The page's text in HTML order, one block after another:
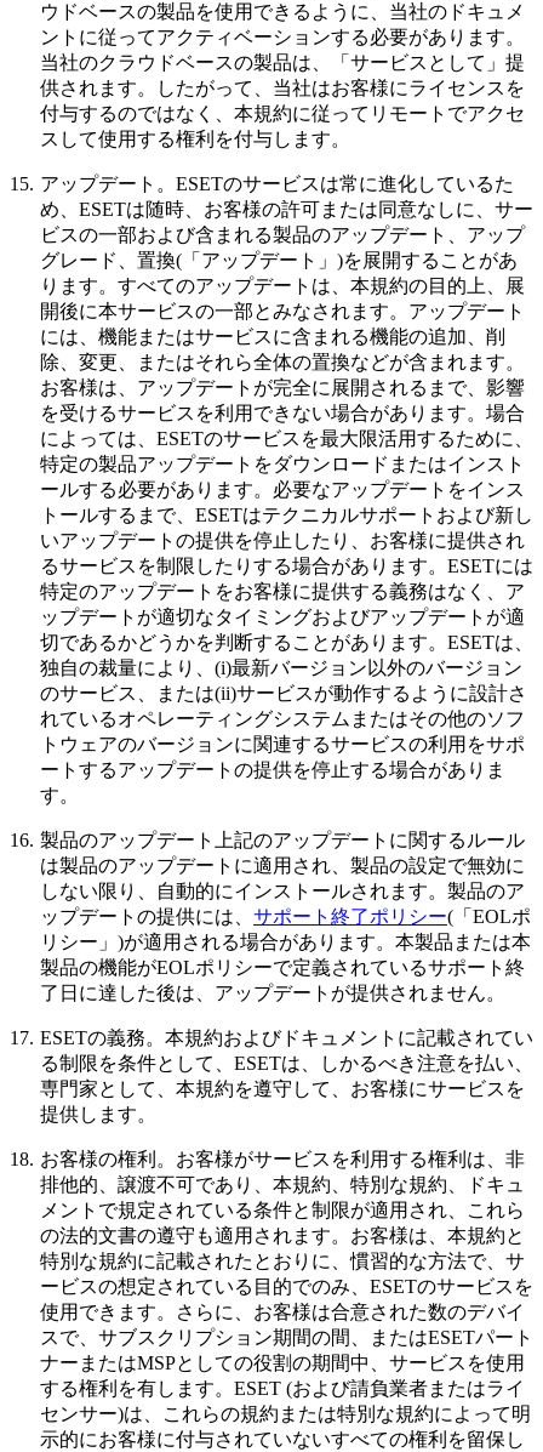
ウドベースの製品を使用できるように、当社のドキュメ
ントに従ってアクティベーションする必要があります。
当社のクラウドベースの製品は、「サービスとして」提
供されます。したがって、当社はお客様にライセンスを
付与するのではなく、本規約に従ってリモートでアクセ
スして使用する権利を付与します。
15. アップデート。 ESETのサービスは常に進化しているた
め、ESETは随時、お客様の許可または同意なしに、サー
ビスの一部および含まれる製品のアップデート、アップ
グレード、置換(「アップデート」)を展開することがあ
ります。すべてのアップデートは、本規約の目的上、展
開後に本サービスの一部とみなされます。アップデート
には、機能またはサービスに含まれる機能の追加、削
除、変更、またはそれら全体の置換などが含まれます。
お客様は、アップデートが完全に展開されるまで、影響
を受けるサービスを利用できない場合があります。場合
によっては、ESETのサービスを最大限活用するために、
特定の製品アップデートをダウンロードまたはインスト
ールする必要があります。必要なアップデートをインス
トールするまで、ESETはテクニカルサポートおよび新し
いアップデートの提供を停止したり、お客様に提供され
るサービスを制限したりする場合があります。ESETには
特定のアップデートをお客様に提供する義務はなく、ア
ップデートが適切なタイミングおよびアップデートが適
切であるかどうかを判断することがあります。ESETは、
独自の裁量により、(i)最新バージョン以外のバージョン
のサービス、または(ii)サービスが動作するように設計さ
れているオペレーティングシステムまたはその他のソフ
トウェアのバージョンに関連するサービスの利用をサポ
ートするアップデートの提供を停止する場合がありま
す。
16. 製品のアップデート 上記のアップデートに関するルール
は製品のアップデートに適用され、製品の設定で無効に
しない限り、自動的にインストールされます。製品のア
ップデートの提供には、 サポート終了ポリシー(「EOLポ
リシー」)が適用される場合があります。本製品または本
製品の機能がEOLポリシーで定義されているサポート終
了日に達した後は、アップデートが提供されません。
17. ESETの義務。 本規約およびドキュメントに記載されてい
る制限を条件として、ESETは、しかるべき注意を払い、
専門家として、本規約を遵守して、お客様にサービスを
提供します。
18. お客様の権利。 お客様がサービスを利用する権利は、非
排他的、譲渡不可であり、本規約、特別な規約、ドキュ
メントで規定されている条件と制限が適用され、これら
の法的文書の遵守も適用されます。お客様は、本規約と
特別な規約に記載されたとおりに、慣習的な方法で、サ
ービスの想定されている目的でのみ、ESETのサービスを
使用できます。さらに、お客様は合意された数のデバイ
スで、サブスクリプション期間の間、またはESETパート
ナーまたはMSPとしての役割の期間中、サービスを使用
する権利を有します。ESET (および請負業者またはライ
センサー)は、これらの規約または特別な規約によって明
示的にお客様に付与されていないすべての権利を留保し